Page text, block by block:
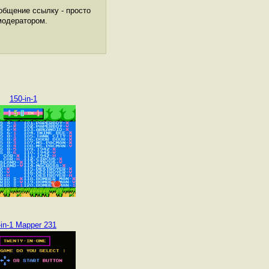
ссылку - просто
150-in-1
1 Mapper 231